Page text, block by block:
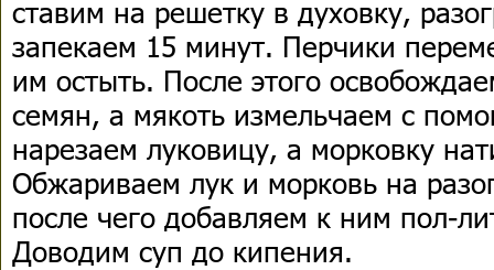
ставим на решетку в духовку,
запекаем 15 минут. Перчики
им остыть. После этого
семян, а мякоть измельчаем с
нарезаем луковицу, а морковку
Обжариваем лук и морковь на
после чего добавляем к ним пол-
Доводим суп до кипения.